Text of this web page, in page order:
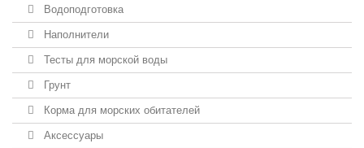
Водоподготовка
Наполнители
Тесты для морской воды
Грунт
Корма для морских обитателей
Аксессуары